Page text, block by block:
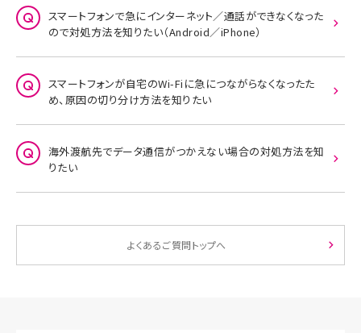
スマートフォンで急にインターネット／通話ができなくなった
ので対処方法を知りたい（Android／iPhone）
スマートフォンが自宅のWi-Fiに急につながらなくなったた
め、原因の切り分け方法を知りたい
海外渡航先でデータ通信がつかえない場合の対処方法を知
りたい
よくあるご質問トップへ